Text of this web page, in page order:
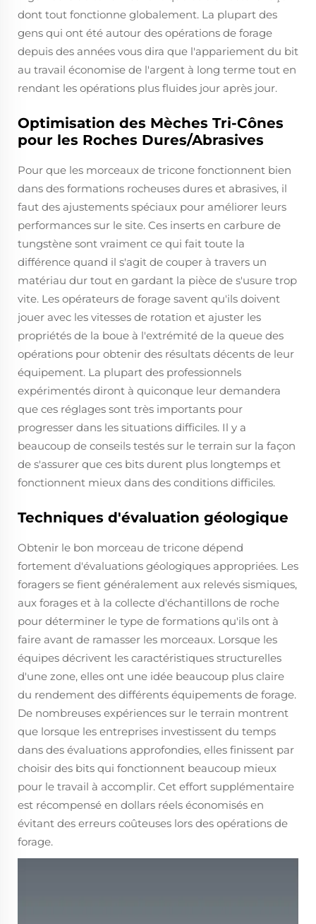
dont tout fonctionne globalement. La plupart des
gens qui ont été autour des opérations de forage
depuis des années vous dira que l'appariement du bit
au travail économise de l'argent à long terme tout en
rendant les opérations plus fluides jour après jour.
Optimisation des Mèches Tri-Cônes
pour les Roches Dures/Abrasives
Pour que les morceaux de tricone fonctionnent bien
dans des formations rocheuses dures et abrasives, il
faut des ajustements spéciaux pour améliorer leurs
performances sur le site. Ces inserts en carbure de
tungstène sont vraiment ce qui fait toute la
différence quand il s'agit de couper à travers un
matériau dur tout en gardant la pièce de s'usure trop
vite. Les opérateurs de forage savent qu'ils doivent
jouer avec les vitesses de rotation et ajuster les
propriétés de la boue à l'extrémité de la queue des
opérations pour obtenir des résultats décents de leur
équipement. La plupart des professionnels
expérimentés diront à quiconque leur demandera
que ces réglages sont très importants pour
progresser dans les situations difficiles. Il y a
beaucoup de conseils testés sur le terrain sur la façon
de s'assurer que ces bits durent plus longtemps et
fonctionnent mieux dans des conditions difficiles.
Techniques d'évaluation géologique
Obtenir le bon morceau de tricone dépend
fortement d'évaluations géologiques appropriées. Les
foragers se fient généralement aux relevés sismiques,
aux forages et à la collecte d'échantillons de roche
pour déterminer le type de formations qu'ils ont à
faire avant de ramasser les morceaux. Lorsque les
équipes décrivent les caractéristiques structurelles
d'une zone, elles ont une idée beaucoup plus claire
du rendement des différents équipements de forage.
De nombreuses expériences sur le terrain montrent
que lorsque les entreprises investissent du temps
dans des évaluations approfondies, elles finissent par
choisir des bits qui fonctionnent beaucoup mieux
pour le travail à accomplir. Cet effort supplémentaire
est récompensé en dollars réels économisés en
évitant des erreurs coûteuses lors des opérations de
forage.